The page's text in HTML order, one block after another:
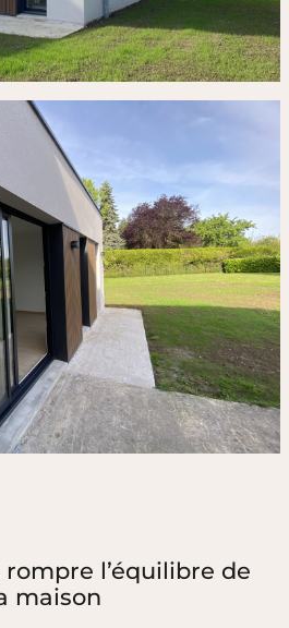
l’équilibre de
maison